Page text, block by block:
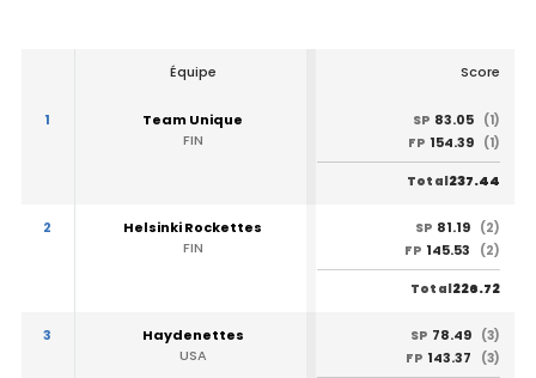
Équipe Score
1
Team Unique
FIN
SP 83.05 (1)
FP 154.39 (1)
Total237.44
2
Helsinki Rockettes
FIN
SP 81.19 (2)
FP 145.53 (2)
Total226.72
3
Haydenettes
USA
SP 78.49 (3)
FP 143.37 (3)